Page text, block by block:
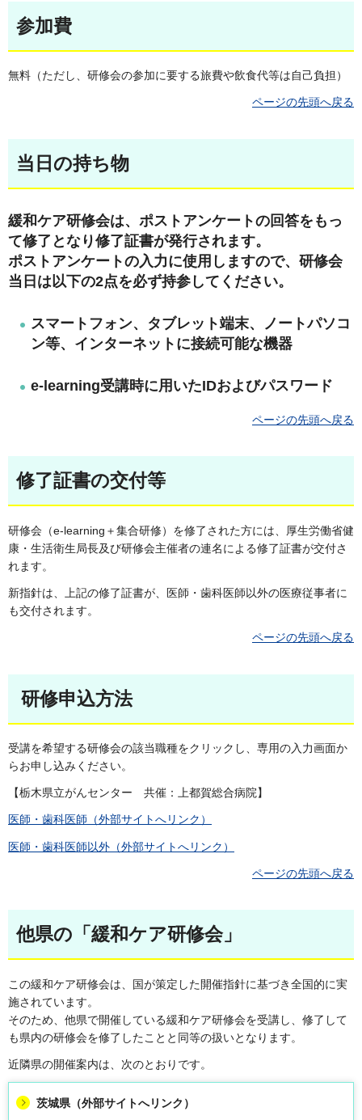
参加費
無料（ただし、研修会の参加に要する旅費や飲食代等は自己負担）
ページの先頭へ戻る
当日の持ち物
緩和ケア研修会は、ポストアンケートの回答をもっ
て修了となり修了証書が発行されます。
ポストアンケートの入力に使用しますので、研修会
当日は以下の2点を必ず持参してください。
スマートフォン、タブレット端末、ノートパソコ
ン等、インターネットに接続可能な機器
e-learning受講時に用いたIDおよびパスワード
ページの先頭へ戻る
修了証書の交付等
研修会（e-learning＋集合研修）を修了された方には、厚生労働省健
康・生活衛生局長及び研修会主催者の連名による修了証書が交付さ
れます。
新指針は、上記の修了証書が、医師・歯科医師以外の医療従事者に
も交付されます。
ページの先頭へ戻る
研修申込方法
受講を希望する研修会の該当職種をクリックし、専用の入力画面か
らお申し込みください。
【栃木県立がんセンター 共催：上都賀総合病院】
医師・歯科医師（外部サイトへリンク）
医師・歯科医師以外（外部サイトへリンク）
ページの先頭へ戻る
他県の「緩和ケア研修会」
この緩和ケア研修会は、国が策定した開催指針に基づき全国的に実
施されています。
そのため、他県で開催している緩和ケア研修会を受講し、修了して
も県内の研修会を修了したことと同等の扱いとなります。
近隣県の開催案内は、次のとおりです。
茨城県（外部サイトへリンク）